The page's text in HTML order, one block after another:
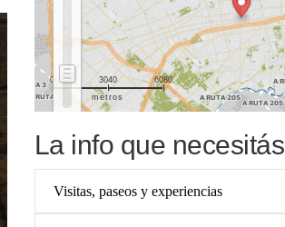
metros
0 3040 6080
La info que necesitás
Visitas, paseos y experiencias